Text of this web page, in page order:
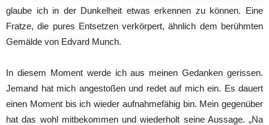
glaube ich in der Dunkelheit etwas erkennen zu können. Eine
Fratze, die pures Entsetzen verkörpert, ähnlich dem berühmten
Gemälde von Edvard Munch.
In diesem Moment werde ich aus meinen Gedanken gerissen.
Jemand hat mich angestoßen und redet auf mich ein. Es dauert
einen Moment bis ich wieder aufnahmefähig bin. Mein gegenüber
hat das wohl mitbekommen und wiederholt seine Aussage. „Na